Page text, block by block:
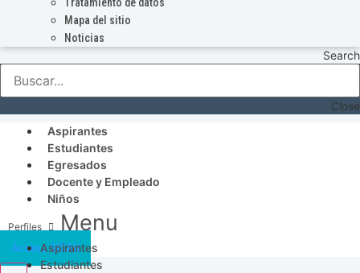
Tratamiento de datos
Mapa del sitio
Noticias
Search
Close
Aspirantes
Estudiantes
Egresados
Docente y Empleado
Niños
Menu
Aspirantes
Estudiantes
Acceso SICAU